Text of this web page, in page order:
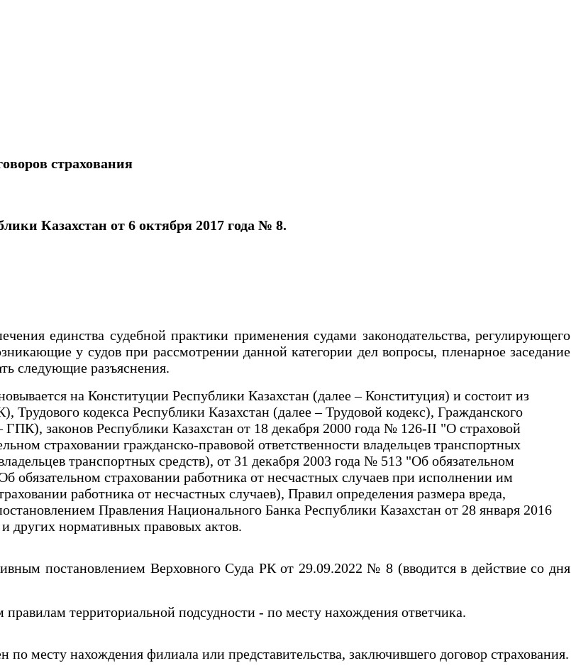
страхования
Казахстан от 6 октября 2017 года № 8.
единства судебной практики применения судами законодательства, регулирующего
у судов при рассмотрении данной категории дел вопросы, пленарное заседание
следующие разъяснения.
на Конституции Республики Казахстан (далее – Конституция) и состоит из
Трудового кодекса Республики Казахстан (далее – Трудовой кодекс), Гражданского
ГПК), законов Республики Казахстан от 18 декабря 2000 года № 126-II "О страховой
страховании гражданско-правовой ответственности владельцев транспортных
транспортных средств), от 31 декабря 2003 года № 513 "Об обязательном
обязательном страховании работника от несчастных случаев при исполнении им
работника от несчастных случаев), Правил определения размера вреда,
Правления Национального Банка Республики Казахстан от 28 января 2016
других нормативных правовых актов.
постановлением Верховного Суда РК от 29.09.2022 № 8 (вводится в действие со дня
территориальной подсудности - по месту нахождения ответчика.
месту нахождения филиала или представительства, заключившего договор страхования.